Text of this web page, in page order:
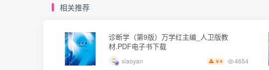
相关推荐
诊断学（第9版）万学红主编_人卫版教
材.PDF电子书下载
xiaoyan ￥4 4654